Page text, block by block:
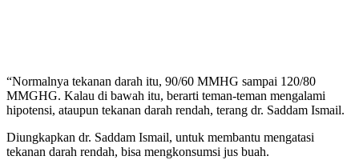
“Normalnya tekanan darah itu, 90/60 MMHG sampai 120/80
MMGHG. Kalau di bawah itu, berarti teman-teman mengalami
hipotensi, ataupun tekanan darah rendah, terang dr. Saddam Ismail.
Diungkapkan dr. Saddam Ismail, untuk membantu mengatasi
tekanan darah rendah, bisa mengkonsumsi jus buah.